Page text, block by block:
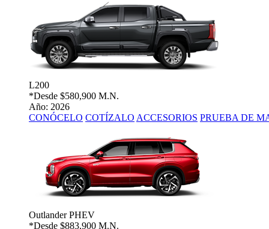
L200
*Desde $580,900 M.N.
Año: 2026
CONÓCELO COTÍZALO ACCESORIOS PRUEBA DE
Outlander PHEV
*Desde $883,900 M.N.